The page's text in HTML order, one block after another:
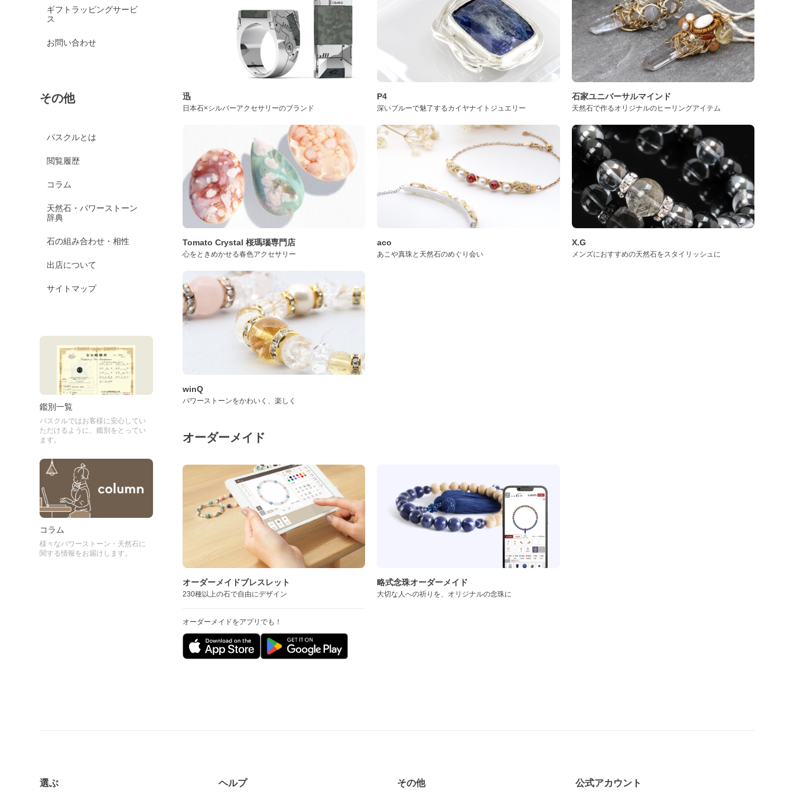
ギフトラッピングサービ
ス
お問い合わせ
その他
パスクルとは
閲覧履歴
コラム
天然石・パワーストーン
辞典
石の組み合わせ・相性
出店について
サイトマップ
鑑別一覧
パスクルではお客様に安心してい
ただけるように、鑑別をとってい
ます。
コラム
様々なパワーストーン・天然石に
関する情報をお届けします。
迅
日本石×シルバーアクセサリーのブランド
P4
深いブルーで魅了するカイヤナイトジュエリー
石家ユニバーサルマインド
天然石で作るオリジナルのヒーリングアイテム
Tomato Crystal 桜瑪瑙専門店
心をときめかせる春色アクセサリー
aco
あこや真珠と天然石のめぐり会い
X.G
メンズにおすすめの天然石をスタイリッシュに
winQ
パワーストーンをかわいく、楽しく
オーダーメイド
オーダーメイドブレスレット
230種以上の石で自由にデザイン
オーダーメイドをアプリでも！
略式念珠オーダーメイド
大切な人への祈りを、オリジナルの念珠に
選ぶ ヘルプ その他 公式アカウント